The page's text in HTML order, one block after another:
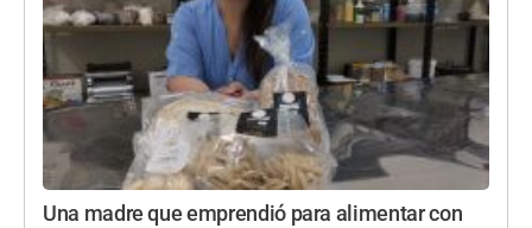
Una madre que emprendió para alimentar con